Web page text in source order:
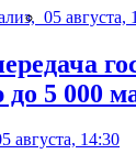
05 августа,
5 000
августа, 14:30